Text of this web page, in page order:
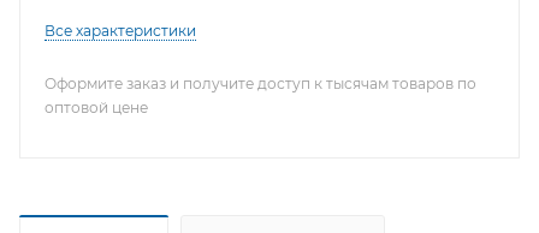
Все характеристики
Оформите заказ и получите доступ к тысячам товаров по
оптовой цене